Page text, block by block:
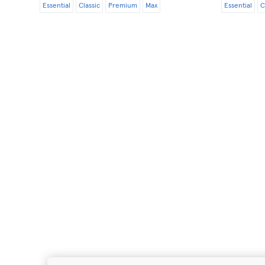
Essential Classic Premium Max Essential